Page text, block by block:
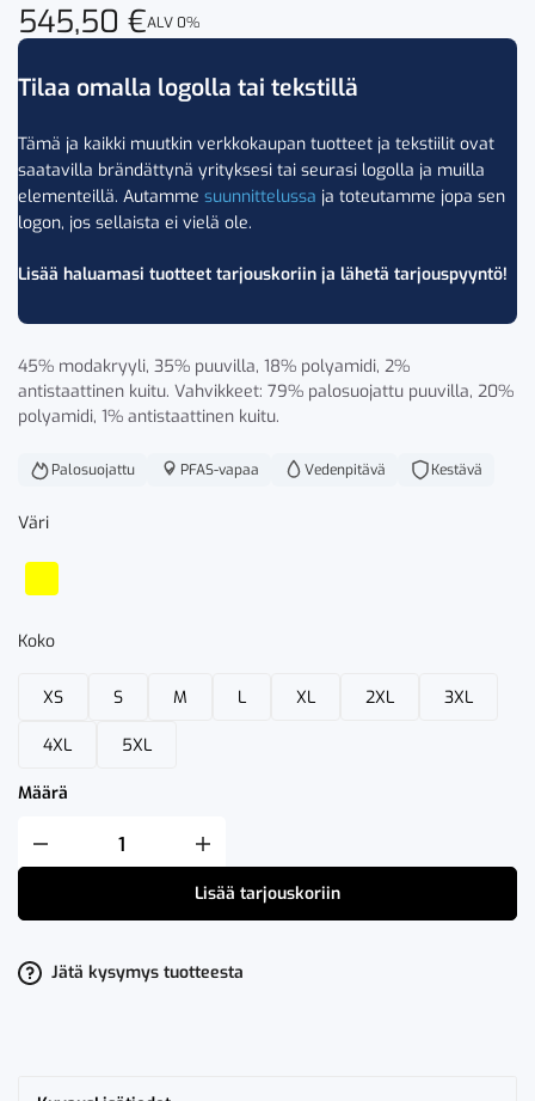
545,50 €ALV 0%
Tilaa omalla logolla tai tekstillä
Tämä ja kaikki muutkin verkkokaupan tuotteet ja tekstiilit ovat
saatavilla brändättynä yrityksesi tai seurasi logolla ja muilla
elementeillä. Autamme suunnittelussa ja toteutamme jopa sen
logon, jos sellaista ei vielä ole.
Lisää haluamasi tuotteet tarjouskoriin ja lähetä tarjouspyyntö!
45% modakryyli, 35% puuvilla, 18% polyamidi, 2%
antistaattinen kuitu. Vahvikkeet: 79% palosuojattu puuvilla, 20%
polyamidi, 1% antistaattinen kuitu.
Palosuojattu PFAS-vapaa Vedenpitävä Kestävä
Väri
Koko
XS S M L XL 2XL 3XL
4XL 5XL
Määrä
Fristads
Palosuojattu
VIS
1
8174
Lisää tarjouskoriin
Jätä kysymys tuotteesta